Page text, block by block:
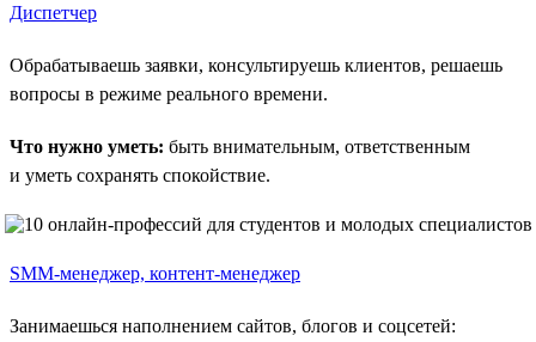
Диспетчер
Обрабатываешь заявки, консультируешь клиентов, решаешь
вопросы в режиме реального времени.
Что нужно уметь: быть внимательным, ответственным
и уметь сохранять спокойствие.
SMM-менеджер, контент-менеджер
Занимаешься наполнением сайтов, блогов и соцсетей: